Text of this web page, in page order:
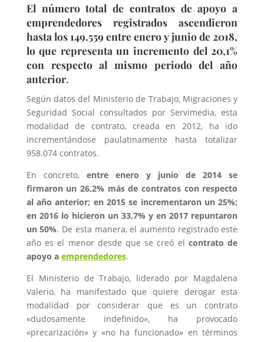
El número total de contratos de apoyo a
emprendedores registrados ascendieron
hasta los 149.559 entre enero y junio de 2018,
lo que representa un incremento del 20,1%
con respecto al mismo periodo del año
anterior.
Según datos del Ministerio de Trabajo, Migraciones y
Seguridad Social consultados por Servimedia, esta
modalidad de contrato, creada en 2012, ha ido
incrementándose paulatinamente hasta totalizar
958.074 contratos.
En concreto, entre enero y junio de 2014 se
firmaron un 26,2% más de contratos con respecto
al año anterior; en 2015 se incrementaron un 25%;
en 2016 lo hicieron un 33,7% y en 2017 repuntaron
un 50%. De esta manera, el aumento registrado este
año es el menor desde que se creó el contrato de
apoyo a emprendedores.
El Ministerio de Trabajo, liderado por Magdalena
Valerio, ha manifestado que quiere derogar esta
modalidad por considerar que es un contrato
«dudosamente indefinido», ha provocado
«precarización» y «no ha funcionado» en términos